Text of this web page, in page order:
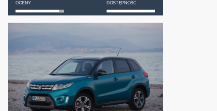
OCENY DOSTĘPNOŚĆ